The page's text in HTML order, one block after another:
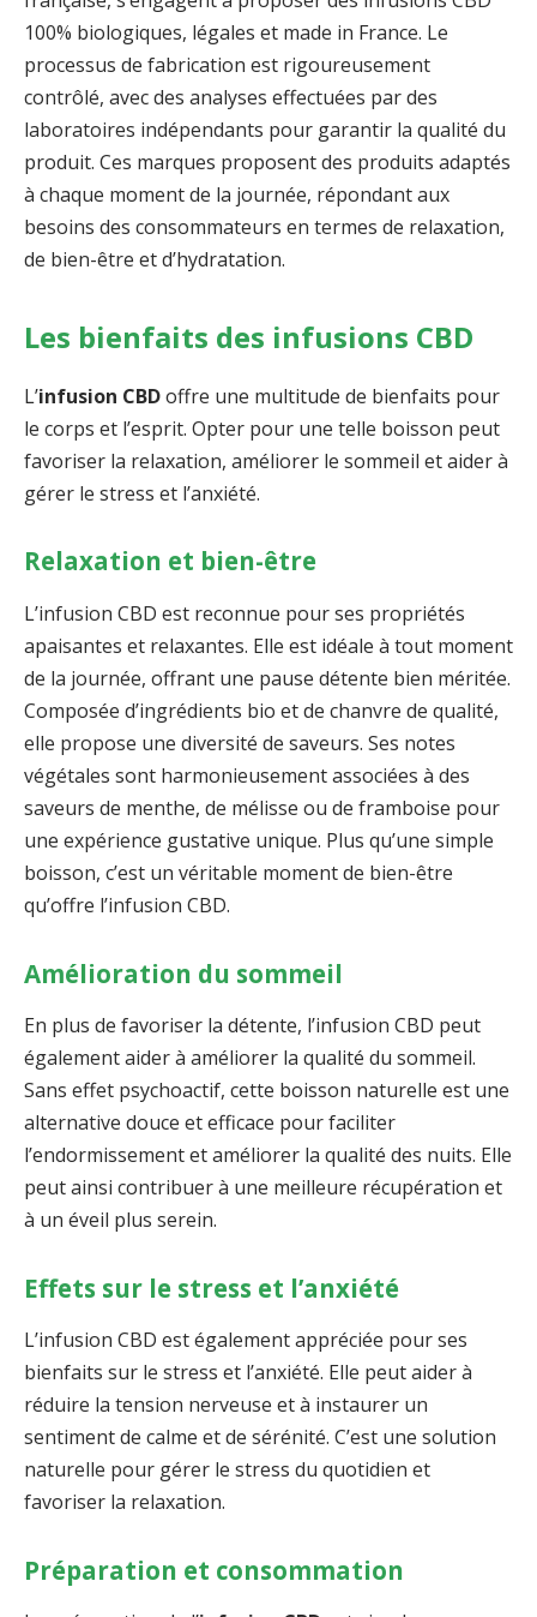
100% biologiques, légales et made in France. Le
processus de fabrication est rigoureusement
contrôlé, avec des analyses effectuées par des
laboratoires indépendants pour garantir la qualité du
produit. Ces marques proposent des produits adaptés
à chaque moment de la journée, répondant aux
besoins des consommateurs en termes de relaxation,
de bien-être et d’hydratation.
Les bienfaits des infusions CBD
L’infusion CBDoffre une multitude de bienfaits pour
le corps et l’esprit. Opter pour une telle boisson peut
favoriser la relaxation, améliorer le sommeil et aider à
gérer le stress et l’anxiété.
Relaxation et bien-être
L’infusion CBD est reconnue pour ses propriétés
apaisantes et relaxantes. Elle est idéale à tout moment
de la journée, offrant une pause détente bien méritée.
Composée d’ingrédients bio et de chanvre de qualité,
elle propose une diversité de saveurs. Ses notes
végétales sont harmonieusement associées à des
saveurs de menthe, de mélisse ou de framboise pour
une expérience gustative unique. Plus qu’une simple
boisson, c’est un véritable moment de bien-être
qu’offre l’infusion CBD.
Amélioration du sommeil
En plus de favoriser la détente, l’infusion CBD peut
également aider à améliorer la qualité du sommeil.
Sans effet psychoactif, cette boisson naturelle est une
alternative douce et efficace pour faciliter
l’endormissement et améliorer la qualité des nuits. Elle
peut ainsi contribuer à une meilleure récupération et
à un éveil plus serein.
Effets sur le stress et l’anxiété
L’infusion CBD est également appréciée pour ses
bienfaits sur le stress et l’anxiété. Elle peut aider à
réduire la tension nerveuse et à instaurer un
sentiment de calme et de sérénité. C’est une solution
naturelle pour gérer le stress du quotidien et
favoriser la relaxation.
Préparation et consommation